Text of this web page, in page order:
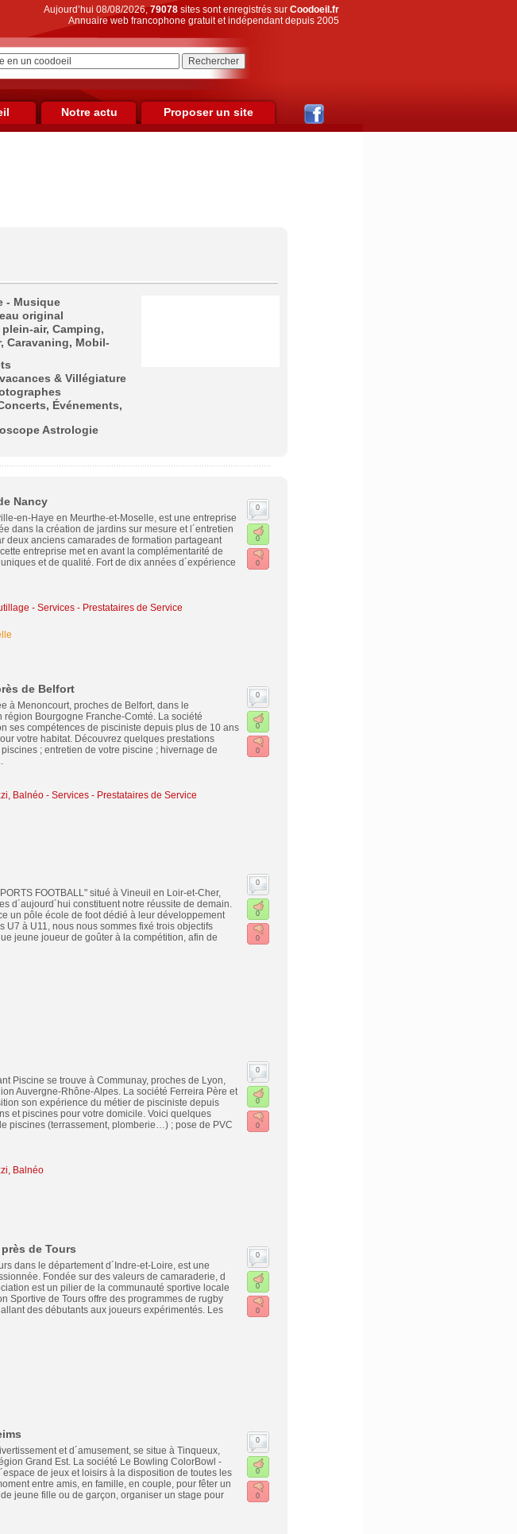
Aujourd’hui 08/08/2026,79078sites sont enregistrés sur Coodoeil.fr
Annuaire web francophone gratuit et indépendant depuis 2005
Notre actu Proposer un site
- Musique
original
air, Camping,
Caravaning, Mobil-
& Villégiature
Événements,
Astrologie
Nancy
en-Haye en Meurthe-et-Moselle, est une entreprise
dans la création de jardins sur mesure et l´entretien
deux anciens camarades de formation partageant
entreprise met en avant la complémentarité de
et de qualité. Fort de dix années d´expérience
- Services - Prestataires de Service
0
0
0
de Belfort
à Menoncourt, proches de Belfort, dans le
région Bourgogne Franche-Comté. La société
ses compétences de pisciniste depuis plus de 10 ans
votre habitat. Découvrez quelques prestations
; entretien de votre piscine ; hivernage de
Balnéo- Services - Prestataires de Service
0
0
0
FOOTBALL" situé à Vineuil en Loir-et-Cher,
d´aujourd´hui constituent notre réussite de demain.
un pôle école de foot dédié à leur développement
U7 à U11, nous nous sommes fixé trois objectifs
jeune joueur de goûter à la compétition, afin de
0
0
0
Piscine se trouve à Communay, proches de Lyon,
Auvergne-Rhône-Alpes. La société Ferreira Père et
son expérience du métier de pisciniste depuis
et piscines pour votre domicile. Voici quelques
piscines (terrassement, plomberie…) ; pose de PVC
Balnéo
0
0
0
de Tours
dans le département d´Indre-et-Loire, est une
Fondée sur des valeurs de camaraderie, d
est un pilier de la communauté sportive locale
Sportive de Tours offre des programmes de rugby
des débutants aux joueurs expérimentés. Les
0
0
0
et d´amusement, se situe à Tinqueux,
Grand Est. La société Le Bowling ColorBowl -
de jeux et loisirs à la disposition de toutes les
entre amis, en famille, en couple, pour fêter un
jeune fille ou de garçon, organiser un stage pour
0
0
0